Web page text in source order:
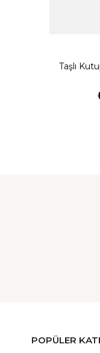
Taşlı
POPÜLER